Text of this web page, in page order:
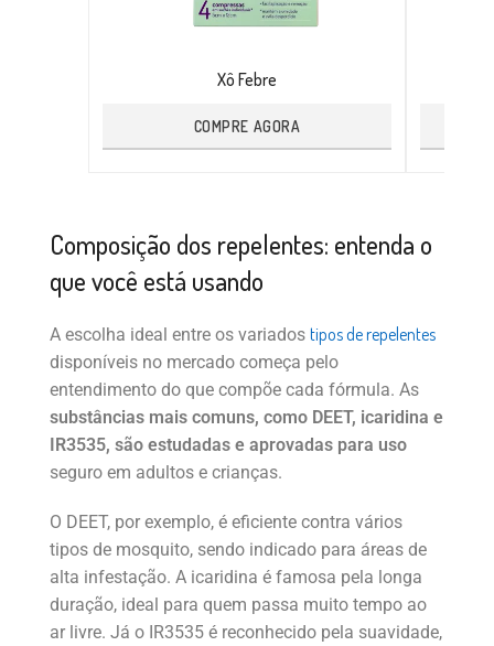
Xô Febre
COMPRE AGORA
Composição dos repelentes: entenda o
que você está usando
A escolha ideal entre os variados tipos de repelentes
disponíveis no mercado começa pelo
entendimento do que compõe cada fórmula. As
substâncias mais comuns, como DEET, icaridina e
IR3535, são estudadas e aprovadas para uso
seguro em adultos e crianças.
O DEET, por exemplo, é eficiente contra vários
tipos de mosquito, sendo indicado para áreas de
alta infestação. A icaridina é famosa pela longa
duração, ideal para quem passa muito tempo ao
ar livre. Já o IR3535 é reconhecido pela suavidade,